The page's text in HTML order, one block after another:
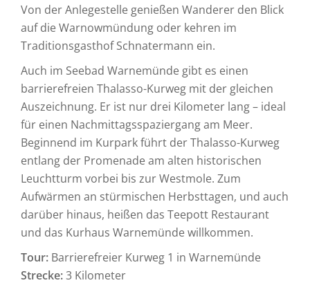
Von der Anlegestelle genießen Wanderer den Blick
auf die Warnowmündung oder kehren im
Traditionsgasthof Schnatermann ein.
Auch im Seebad Warnemünde gibt es einen
barrierefreien Thalasso-Kurweg mit der gleichen
Auszeichnung. Er ist nur drei Kilometer lang – ideal
für einen Nachmittagsspaziergang am Meer.
Beginnend im Kurpark führt der Thalasso-Kurweg
entlang der Promenade am alten historischen
Leuchtturm vorbei bis zur Westmole. Zum
Aufwärmen an stürmischen Herbsttagen, und auch
darüber hinaus, heißen das Teepott Restaurant
und das Kurhaus Warnemünde willkommen.
Tour: Barrierefreier Kurweg 1 in Warnemünde
Strecke:3 Kilometer